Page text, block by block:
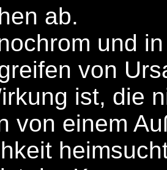
ab.
und
von
ist, die
von einem